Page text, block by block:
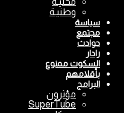
وطنيـة
سياسة
مجتمع
حوادث
رادار
السكوت ممنوع
بأقلامهم
البرامج
مؤثرون
SuperTube